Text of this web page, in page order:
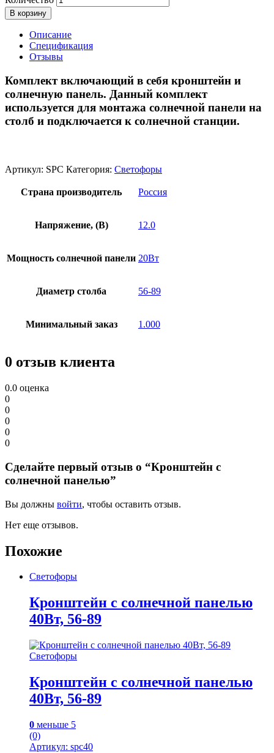
В корзину
Описание
Спецификация
Отзывы
Комплект включающий в себя кронштейн и
солнечную панель. Данный комплект
используется для монтажа солнечной панели на
столб и подключается к солнечной станции.
Артикул: SPC Категория: Светофоры
Страна производитель Россия
Напряжение, (В) 12.0
Мощность солнечной панели 20Вт
Диаметр столба 56-89
Минимальный заказ 1.000
0 отзыв клиента
0.0 оценка
0
0
0
0
0
Сделайте первый отзыв о “Кронштейн с
солнечной панелью”
Вы должны войти, чтобы оставить отзыв.
Нет еще отзывов.
Похожие
Светофоры
Кронштейн с солнечной панелью
40Вт, 56-89
Светофоры
Кронштейн с солнечной панелью
40Вт, 56-89
0 меньше 5
(0)
Артикул: spc40